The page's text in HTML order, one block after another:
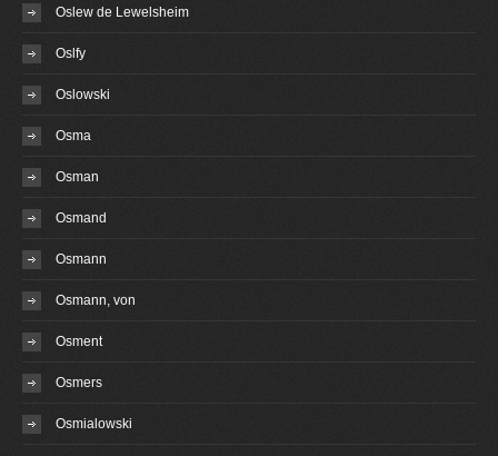
Oslew de Lewelsheim
Oslfy
Oslowski
Osma
Osman
Osmand
Osmann
Osmann, von
Osment
Osmers
Osmialowski